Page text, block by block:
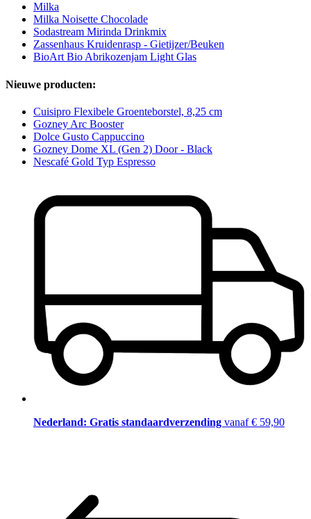
Milka
Milka Noisette Chocolade
Sodastream Mirinda Drinkmix
Zassenhaus Kruidenrasp - Gietijzer/Beuken
BioArt Bio Abrikozenjam Light Glas
Nieuwe producten:
Cuisipro Flexibele Groenteborstel, 8,25 cm
Gozney Arc Booster
Dolce Gusto Cappuccino
Gozney Dome XL (Gen 2) Door - Black
Nescafé Gold Typ Espresso
Nederland: Gratis standaardverzending vanaf € 59,90